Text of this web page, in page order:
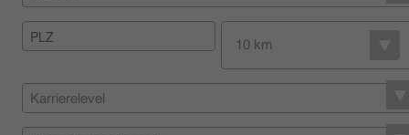
HÄNDLERSUCHE
10 km
Karrierelevel